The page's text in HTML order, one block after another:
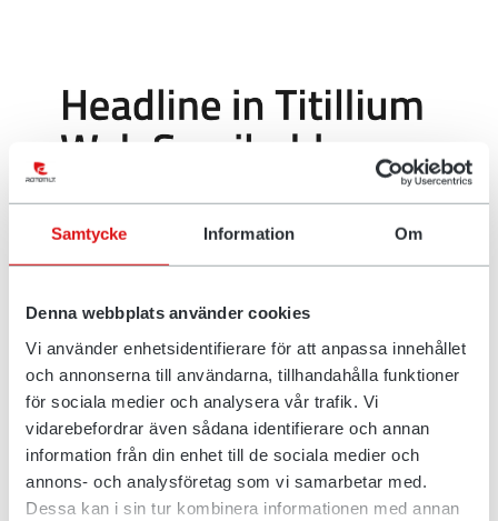
Samtycke Information Om
Denna webbplats använder cookies
Vi använder enhetsidentifierare för att anpassa innehållet
och annonserna till användarna, tillhandahålla funktioner
för sociala medier och analysera vår trafik. Vi
vidarebefordrar även sådana identifierare och annan
information från din enhet till de sociala medier och
annons- och analysföretag som vi samarbetar med.
Dessa kan i sin tur kombinera informationen med annan
Skrifttype
Typografien vår, eller hvordan det vi skriver, ser ut, er
nesten like viktig som hvordan vi bruker logo, bilder og
farger når det gjelder uttrykksmuligheter, tydelighet og
enhetlighet. Hovedskrifttypen vår er Titillium Web, som vi
bruker i så stor grad som mulig i kommunikasjonen vår.
Skrifttypen kan brukes i både trykt og digital form.